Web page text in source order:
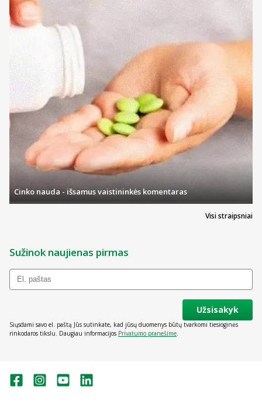
Visi straipsniai
Cinko nauda - išsamus vaistininkės komentaras
Sužinok naujienas pirmas
Užsisakyk
Siųsdami savo el. paštą Jūs sutinkate, kad jūsų duomenys būtų tvarkomi tiesioginės
rinkodaros tikslu. Daugiau informacijos Privatumo pranešime.